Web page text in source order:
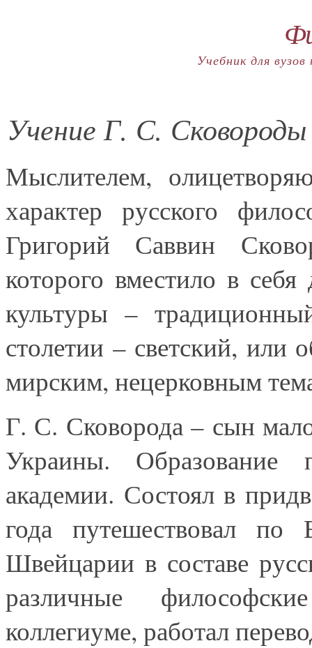
Учебник для
Учение Г. С. Сковороды
Мыслителем,
характер русского
Григорий Саввин
которого вместило в
культуры –
столетии – светский,
мирским, нецерковным
Г. С. Сковорода – сын
Украины. Образование
академии. Состоял в
года путешествовал
Швейцарии в составе
различные
коллегиуме, работал